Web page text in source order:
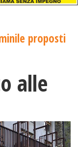
proposti
alle